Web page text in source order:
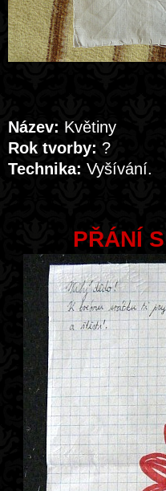
Název: Květiny
Rok tvorby: ?
Technika: Vyšívání.
PŘÁNÍ